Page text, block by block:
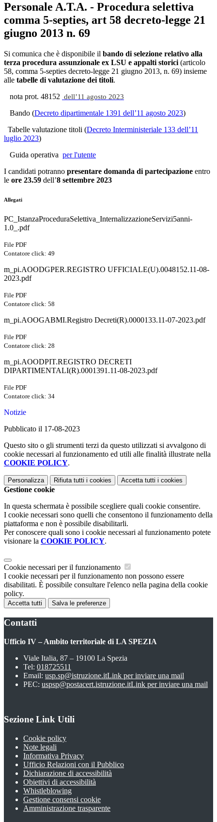
Personale A.T.A. - Procedura selettiva
comma 5-septies, art 58 decreto-legge 21
giugno 2013 n. 69
Si comunica che è disponibile il bando di selezione relativo alla
terza procedura assunzionale ex LSU e appalti storici (articolo
58, comma 5-septies decreto-legge 21 giugno 2013, n. 69) insieme
alle tabelle di valutazione dei titoli.
nota prot. 48152 dell’11 agosto 2023
Bando (Decreto dipartimentale 1391 dell’11 agosto 2023)
Tabelle valutazione titoli (Decreto Interministeriale 133 dell’11
luglio 2023)
Guida operativa per l'utente
I candidati potranno presentare domanda di partecipazione entro
le ore 23.59 dell’8 settembre 2023
Allegati
PC_IstanzaProceduraSelettiva_InternalizzazioneServizi5anni-
1.0_.pdf
File PDF
Contatore click: 49
m_pi.AOODGPER.REGISTRO UFFICIALE(U).0048152.11-08-
2023.pdf
File PDF
Contatore click: 58
m_pi.AOOGABMI.Registro Decreti(R).0000133.11-07-2023.pdf
File PDF
Contatore click: 28
m_pi.AOODPIT.REGISTRO DECRETI
DIPARTIMENTALI(R).0001391.11-08-2023.pdf
File PDF
Contatore click: 34
Notizie
Pubblicato il 17-08-2023
Questo sito o gli strumenti terzi da questo utilizzati si avvalgono di
cookie necessari al funzionamento ed utili alle finalità illustrate nella
COOKIE POLICY.
Personalizza Rifiuta tutti i cookies Accetta tutti i cookies
Gestione cookie
In questa schermata è possibile scegliere quali cookie consentire.
I cookie necessari sono quelli che consentono il funzionamento della
piattaforma e non è possibile disabilitarli.
Per conoscere quali sono i cookie necessari al funzionamento potete
visionare la COOKIE POLICY.
Cookie necessari per il funzionamento
I cookie necessari per il funzionamento non possono essere
disabilitati. È possibile consultare l'elenco nella pagina della cookie
policy.
Accetta tutti Salva le preferenze
Contatti
Ufficio IV – Ambito territoriale di LA SPEZIA
Viale Italia, 87 – 19100 La Spezia
Tel: 018725511
Email: usp.sp@istruzione.itLink per inviare una mail
PEC: uspsp@postacert.istruzione.itLink per inviare una mail
Sezione Link Utili
Cookie policy
Note legali
Informativa Privacy
Ufficio Relazioni con il Pubblico
Dichiarazione di accessibilità
Obiettivi di accessibilità
Whistleblowing
Gestione consensi cookie
Amministrazione trasparente